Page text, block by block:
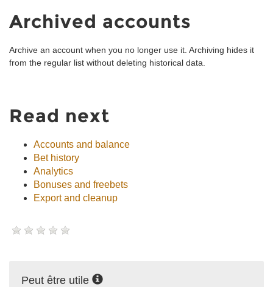
Archived accounts
Archive an account when you no longer use it. Archiving hides it
from the regular list without deleting historical data.
Read next
Accounts and balance
Bet history
Analytics
Bonuses and freebets
Export and cleanup
Peut être utile